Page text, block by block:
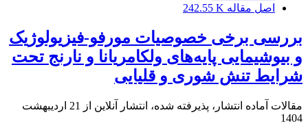
اصل مقاله 242.55 K
بررسی برخی خصوصیات مورفو-فیزیولوژیک
و بیوشیمایی پایه‌های ولکامریانا و نارنج تحت
شرایط تنش شوری و قلیایی
مقالات آماده انتشار، پذیرفته شده، انتشار آنلاین از
21 اردیبهشت
1404